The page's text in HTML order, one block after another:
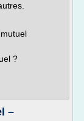
?
–